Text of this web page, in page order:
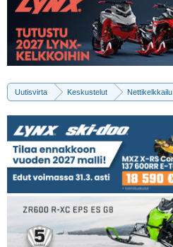
Uutisvirta Keskustelut Nettikelkkailu